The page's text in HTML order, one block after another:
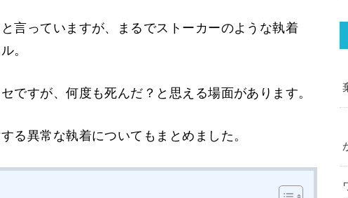
言っていますが、まるでストーカーのような執着
。
ですが、何度も死んだ？と思える場面があります。
る異常な執着についてもまとめました。